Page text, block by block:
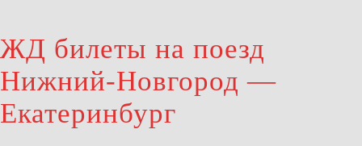
ЖД билеты на поезд
Нижний-Новгород —
Екатеринбург